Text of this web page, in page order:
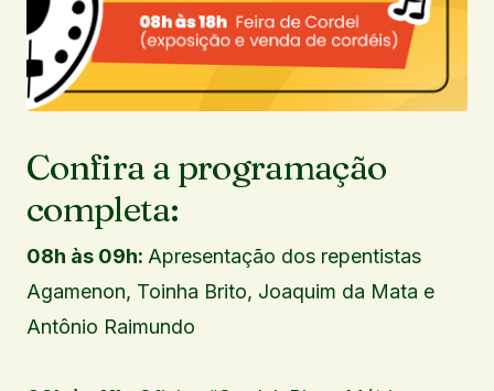
Confira a programação
completa:
08h às 09h: Apresentação dos repentistas
Agamenon, Toinha Brito, Joaquim da Mata e
Antônio Raimundo